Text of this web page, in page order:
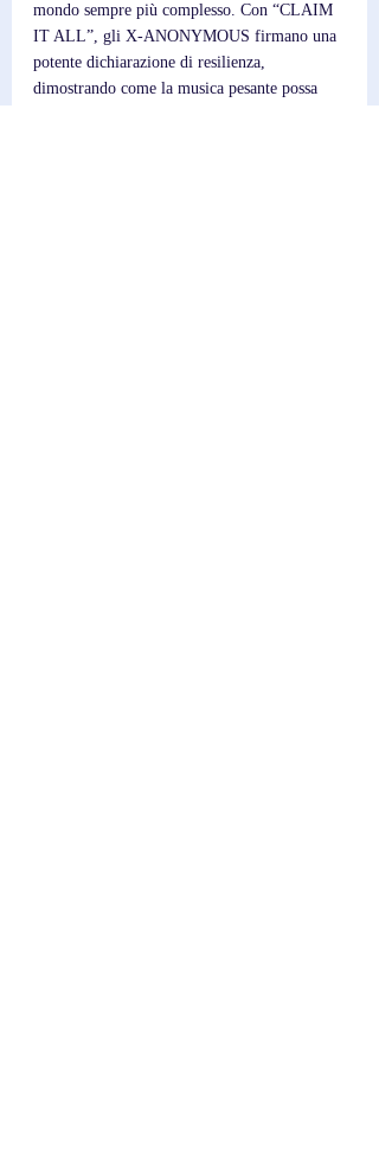
mondo sempre più complesso. Con “CLAIM
IT ALL”, gli X-ANONYMOUS firmano una
potente dichiarazione di resilienza,
dimostrando come la musica pesante possa